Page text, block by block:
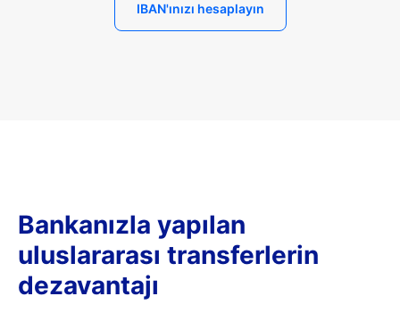
IBAN'ınızı hesaplayın
Bankanızla yapılan
uluslararası transferlerin
dezavantajı